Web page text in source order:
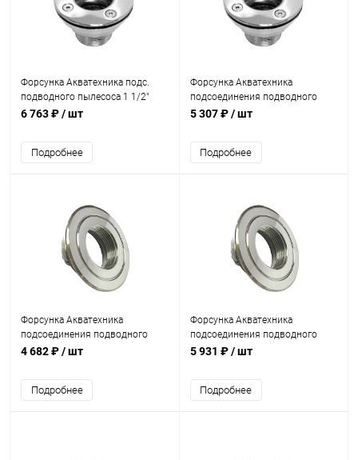
Форсунка Акватехника подс.
подводного пылесоса 1 1/2"
ВР/1 1/2" НР AISI 316
6 763 ₽/ шт
Подробнее
Форсунка Акватехника
подсоединения подводного
пылесоса 1 1/2" ВР/1 1/2" НР
5 307 ₽/ шт
Подробнее
Форсунка Акватехника
подсоединения подводного
пылесоса 1 1/2" ВР/2" НР
4 682 ₽/ шт
Подробнее
Форсунка Акватехника
подсоединения подводного
пылесоса 1 1/2" ВР/2" НР AISI
5 931 ₽/ шт
Подробнее